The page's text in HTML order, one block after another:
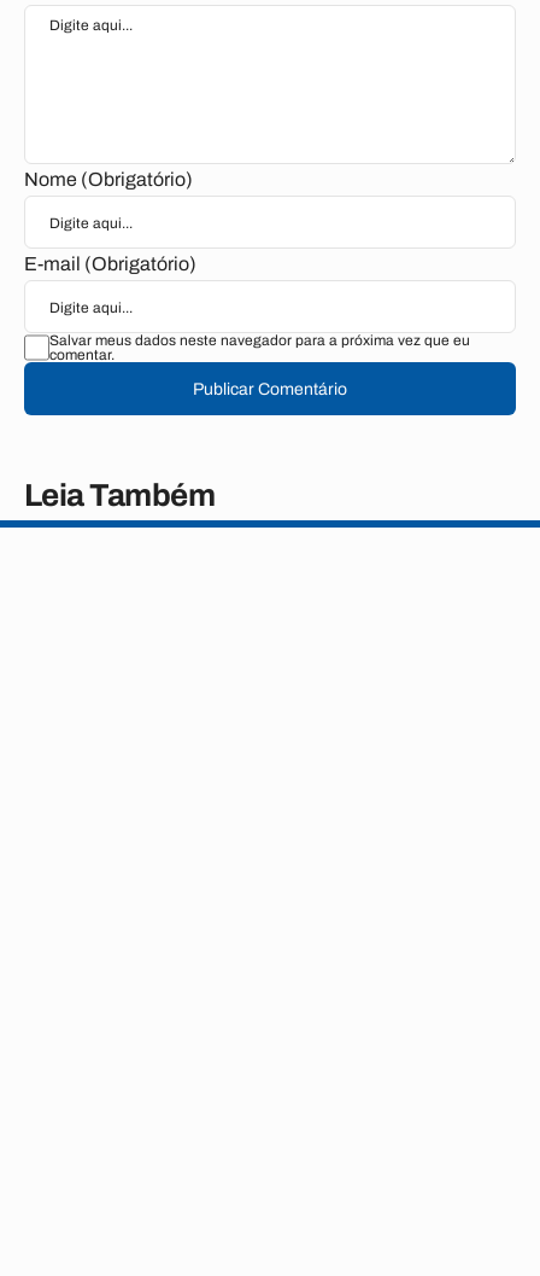
Nome (Obrigatório)
E-mail (Obrigatório)
Salvar meus dados neste navegador para a próxima vez que eu
comentar.
Publicar Comentário
Leia Também